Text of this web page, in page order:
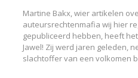
Martine Bakx, wier artikelen
auteursrechtenmafia wij hier
gepubliceerd hebben, heeft
Jawel! Zij werd jaren geleden,
slachtoffer van een volkomen